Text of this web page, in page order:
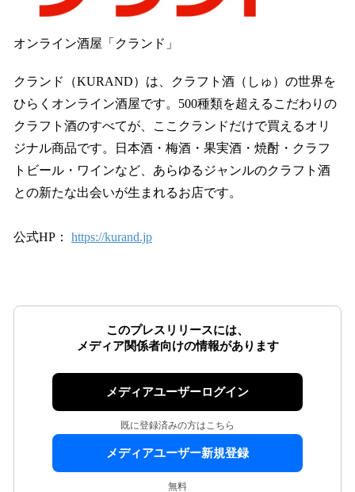
オンライン酒屋「クランド」
クランド（KURAND）は、クラフト酒（しゅ）の世界を
ひらくオンライン酒屋です。500種類を超えるこだわりの
クラフト酒のすべてが、ここクランドだけで買えるオリ
ジナル商品です。日本酒・梅酒・果実酒・焼酎・クラフ
トビール・ワインなど、あらゆるジャンルのクラフト酒
との新たな出会いが生まれるお店です。
公式HP： https://kurand.jp
このプレスリリースには、
メディア関係者向けの情報があります
メディアユーザーログイン
既に登録済みの方はこちら
メディアユーザー新規登録
無料